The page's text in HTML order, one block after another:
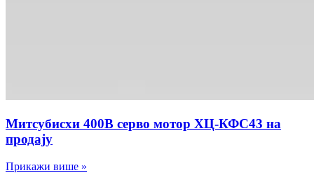
Митсубисхи 400В серво мотор ХЦ-КФС43 на
продају
Прикажи више »